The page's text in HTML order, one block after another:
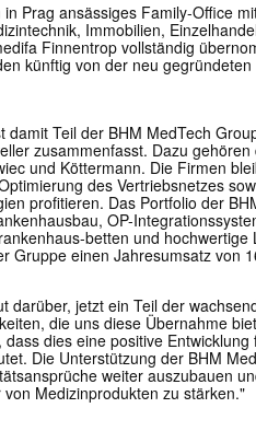
Prag ansässiges Family-Office
Immobilien,
Finnentrop vollständig
künftig von der neu
damit Teil der BHM MedTech
zusammenfasst. Dazu
und Köttermann. Die Firmen
des Vertriebsnetzes
profitieren. Das Portfolio der
OP-
betten und
Gruppe einen Jahresumsatz von
darüber, jetzt ein Teil der
die uns diese Übernahme
dies eine positive
Die Unterstützung der BHM
weiter auszubauen
Medizinprodukten zu stärken."